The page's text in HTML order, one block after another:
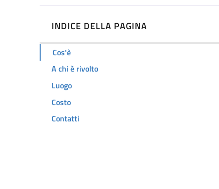
INDICE DELLA PAGINA
Cos'è
A chi è rivolto
Luogo
Costo
Contatti